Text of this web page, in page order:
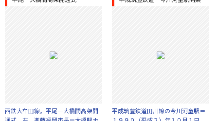
西鉄大牟田線。平尾－大橋間高架開
平成筑豊鉄道田川線の今川河童駅＝